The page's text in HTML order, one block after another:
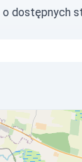
o dostępnych